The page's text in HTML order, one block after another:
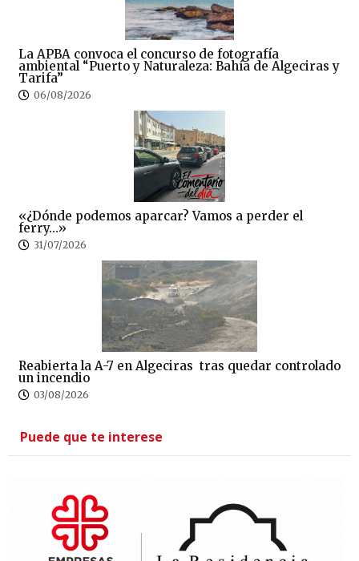
La APBA convoca el concurso de fotografía
ambiental “Puerto y Naturaleza: Bahía de Algeciras y
Tarifa”
06/08/2026
«¿Dónde podemos aparcar? Vamos a perder el
ferry…»
31/07/2026
Reabierta la A-7 en Algeciras tras quedar controlado
un incendio
03/08/2026
Puede que te interese